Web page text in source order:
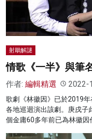
射鵰解謎
情歌《一半》與筆
作者: 編輯精選 2022-
歌劇《林徽因》已於2019
各地巡迴演出該劇。庚戌子
個金庸60多年前已為林徽因